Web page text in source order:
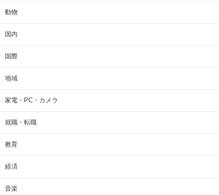
動物
国内
国際
地域
家電・PC・カメラ
就職・転職
教育
経済
音楽